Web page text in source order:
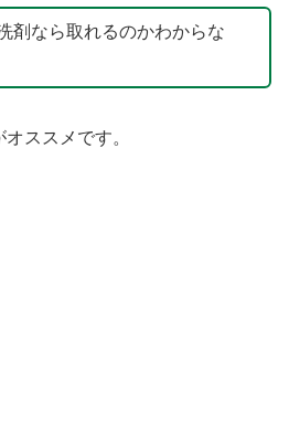
剤なら取れるのかわからな
ススメです。